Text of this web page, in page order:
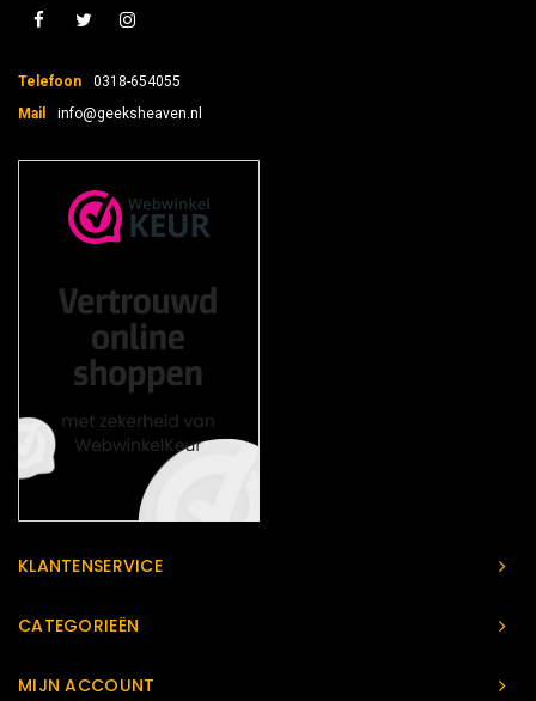
Telefoon
0318-654055
Mail
info@geeksheaven.nl
KLANTENSERVICE
CATEGORIEËN
MIJN ACCOUNT